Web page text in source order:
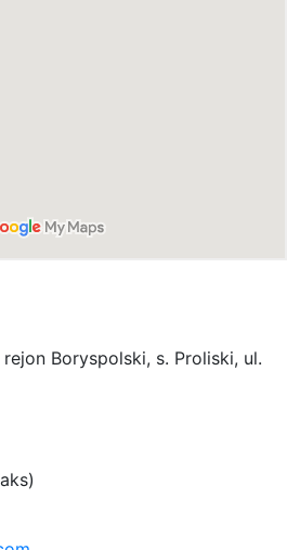
Boryspolski, s. Proliski, ul.